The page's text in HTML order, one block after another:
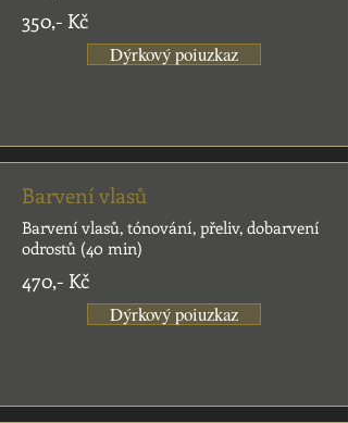
350,- Kč
Dýrkový poiuzkaz
Barvení vlasů
Barvení vlasů, tónování, přeliv, dobarvení
odrostů (40 min)
470,- Kč
Dýrkový poiuzkaz